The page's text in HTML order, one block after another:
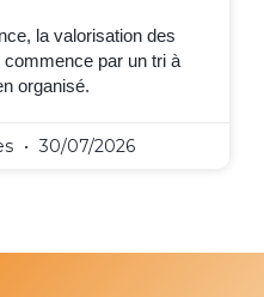
la valorisation des
commence par un tri à
organisé.
30/07/2026